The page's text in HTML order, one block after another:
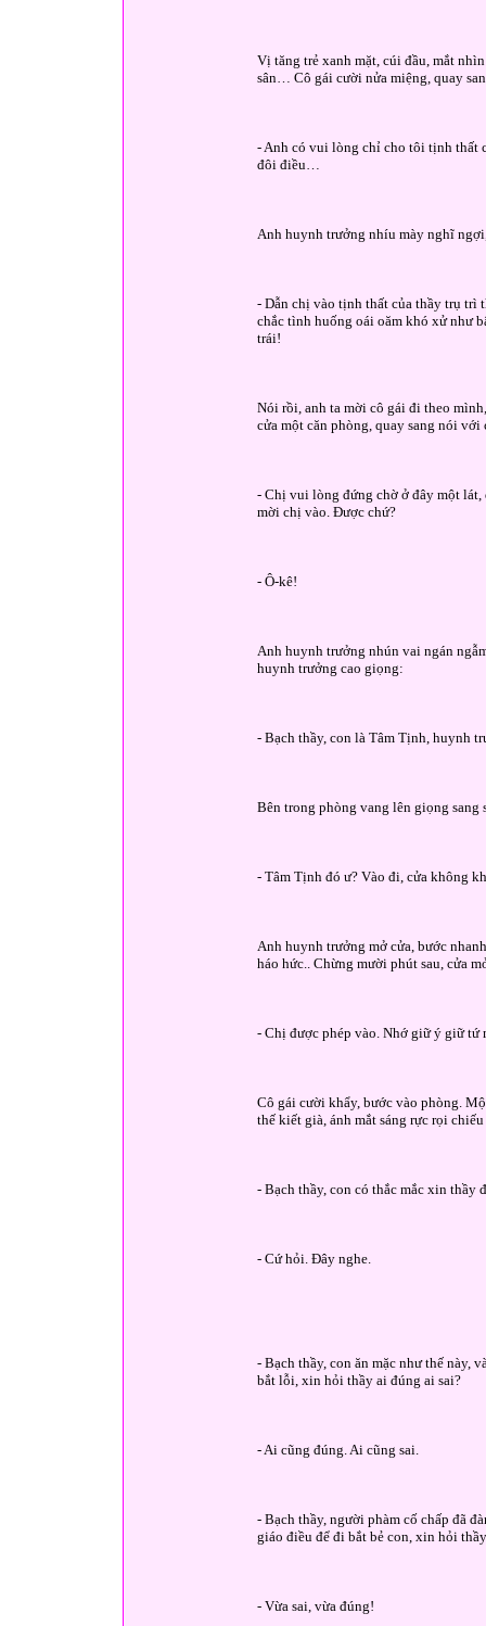
Vị tăng trẻ xanh mặt, cúi đầu, mắt
sân… Cô gái cười nửa miệng, quay
- Anh có vui lòng chỉ cho tôi tịnh thất
đôi điều…
Anh huynh trưởng nhíu mày nghĩ
- Dẫn chị vào tịnh thất của thầy trụ trì
chắc tình huống oái oăm khó xử như
trái!
Nói rồi, anh ta mời cô gái đi theo
cửa một căn phòng, quay sang nói với
- Chị vui lòng đứng chờ ở đây một
mời chị vào. Được chứ?
- Ô-kê!
Anh huynh trưởng nhún vai ngán
huynh trưởng cao giọng:
- Bạch thầy, con là Tâm Tịnh, huynh
Bên trong phòng vang lên giọng sang
- Tâm Tịnh đó ư? Vào đi, cửa không
Anh huynh trưởng mở cửa, bước
háo hức.. Chừng mười phút sau, cửa
- Chị được phép vào. Nhớ giữ ý giữ tứ
Cô gái cười khẩy, bước vào phòng.
thế kiết già, ánh mắt sáng rực rọi
- Bạch thầy, con có thắc mắc xin
- Cứ hỏi. Đây nghe.
- Bạch thầy, con ăn mặc như thế này,
bắt lỗi, xin hỏi thầy ai đúng ai sai?
- Ai cũng đúng. Ai cũng sai.
- Bạch thầy, người phàm cố chấp đã
giáo điều để đi bắt bẻ con, xin hỏi
- Vừa sai, vừa đúng!